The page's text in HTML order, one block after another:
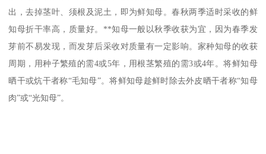
出，去掉茎叶、须根及泥土，即为鲜知母。春秋两季适时采收的鲜
知母折干率高，质量好。**知母一般以秋季收获为宜，因为春季发
芽前不易发现，而发芽后采收对质量有一定影响。家种知母的收获
周期，用种子繁殖的需4或5年，用根茎繁殖的需3或4年。将鲜知母
晒干或炕干者称“毛知母”。将鲜知母趁鲜时除去外皮晒干者称“知母
肉”或“光知母”。